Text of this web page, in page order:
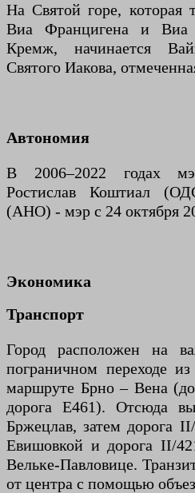
На Святой горе, которая
Виа Францигена и Виа
Кремж, начинается
Святого Иакова,
Автономия
В 2006–2022 годах
Ростислав Коштиал
(АНО) - мэр с 24 октября
Экономика
Транспорт
Город расположен на
пограничном переходе
маршруте Брно – Вена
дорога E461). Отсюда
Бржецлав, затем дорога
Евишовкой и дорога II/
Вельке-Павловице.
от центра с помощью